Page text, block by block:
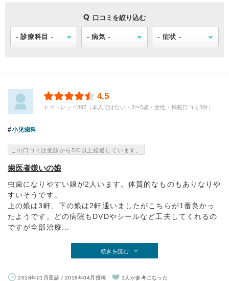
口コミを絞り込む
4.5
トマトレッド897（本人ではない・3〜5歳・女性・掲載口コミ3件）
小児歯科
この口コミは受診から5年以上経過しています。
歯医者嫌いの娘
虫歯になりやすい娘が2人います。体質的なものもありなりや
すいそうです。
上の娘は3軒、下の娘は2軒通いましたがこちらが1番良かっ
たようです。どの病院もDVDやシールなど工夫してくれるの
ですが全部治療...
続きを読む
2018年01月受診 / 2018年04月投稿 1人が参考になった